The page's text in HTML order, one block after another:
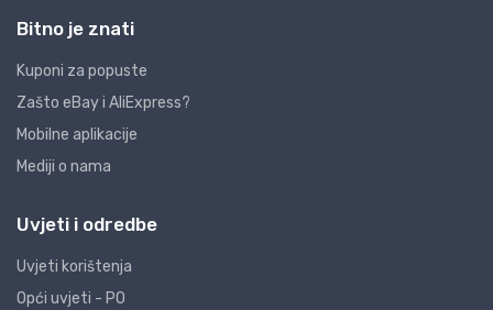
Bitno je znati
Kuponi za popuste
Zašto eBay i AliExpress?
Mobilne aplikacije
Mediji o nama
Uvjeti i odredbe
Uvjeti korištenja
Opći uvjeti - PO